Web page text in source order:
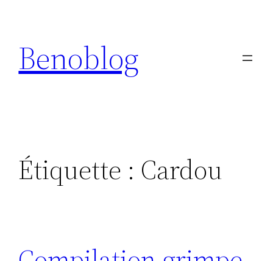
contenu
Benoblog
Étiquette : Cardou